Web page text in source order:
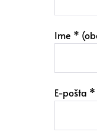
Ime *
E-pošta *